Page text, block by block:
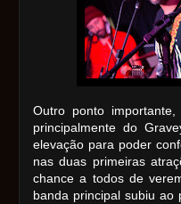
Outro ponto
principalmente do
elevação para poder
nas duas primeiras
chance a todos de
banda principal subiu